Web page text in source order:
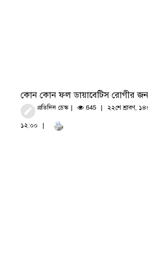
কোন কোন ফল ডায়াবেটিস রোগীর
প্রতিদিন ডেস্ক 645 ২২শে শ্রাবণ,
১২:০০